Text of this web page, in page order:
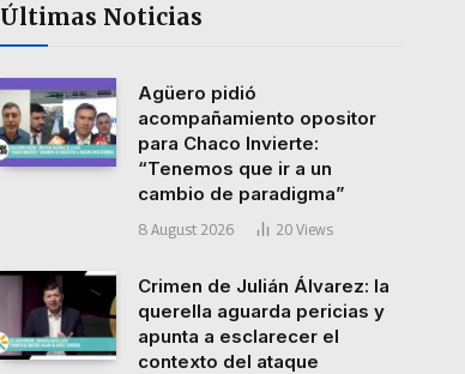
Últimas Noticias
Agüero pidió
acompañamiento opositor
para Chaco Invierte:
“Tenemos que ir a un
cambio de paradigma”
8 August 2026 20 Views
Crimen de Julián Álvarez: la
querella aguarda pericias y
apunta a esclarecer el
contexto del ataque